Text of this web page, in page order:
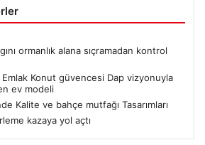
ormanlık alana sıçramadan kontrol
Emlak Konut güvencesi Dap vizyonuyla
ev modeli
Kalite ve bahçe mutfağı Tasarımları
kazaya yol açtı